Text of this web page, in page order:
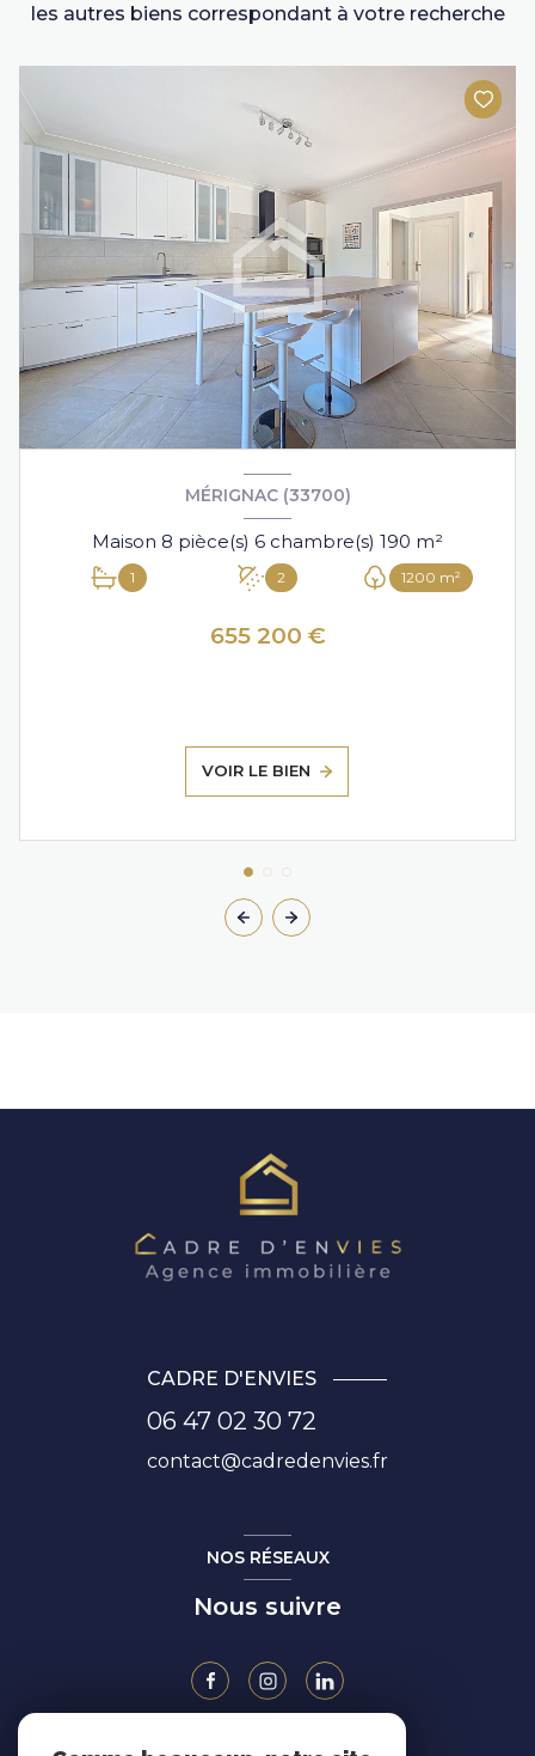
les autres biens correspondant à votre recherche
MÉRIGNAC (33700)
Maison 8 pièce(s) 6 chambre(s) 190 m²
1 2 1200 m²
655 200 €
VOIR LE BIEN
CADRE D'ENVIES
06 47 02 30 72
contact@cadredenvies.fr
NOS RÉSEAUX
Nous suivre